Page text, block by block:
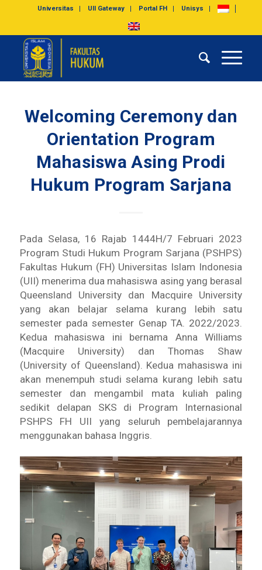
Universitas UII Gateway Portal FH Unisys
Welcoming Ceremony dan
Orientation Program
Mahasiswa Asing Prodi
Hukum Program Sarjana
Pada Selasa, 16 Rajab 1444H/7 Februari 2023
Program Studi Hukum Program Sarjana (PSHPS)
Fakultas Hukum (FH) Universitas Islam Indonesia
(UII) menerima dua mahasiswa asing yang berasal
Queensland University dan Macquire University
yang akan belajar selama kurang lebih satu
semester pada semester Genap TA. 2022/2023.
Kedua mahasiswa ini bernama Anna Williams
(Macquire University) dan Thomas Shaw
(University of Queensland). Kedua mahasiswa ini
akan menempuh studi selama kurang lebih satu
semester dan mengambil mata kuliah paling
sedikit delapan SKS di Program Internasional
PSHPS FH UII yang seluruh pembelajarannya
menggunakan bahasa Inggris.